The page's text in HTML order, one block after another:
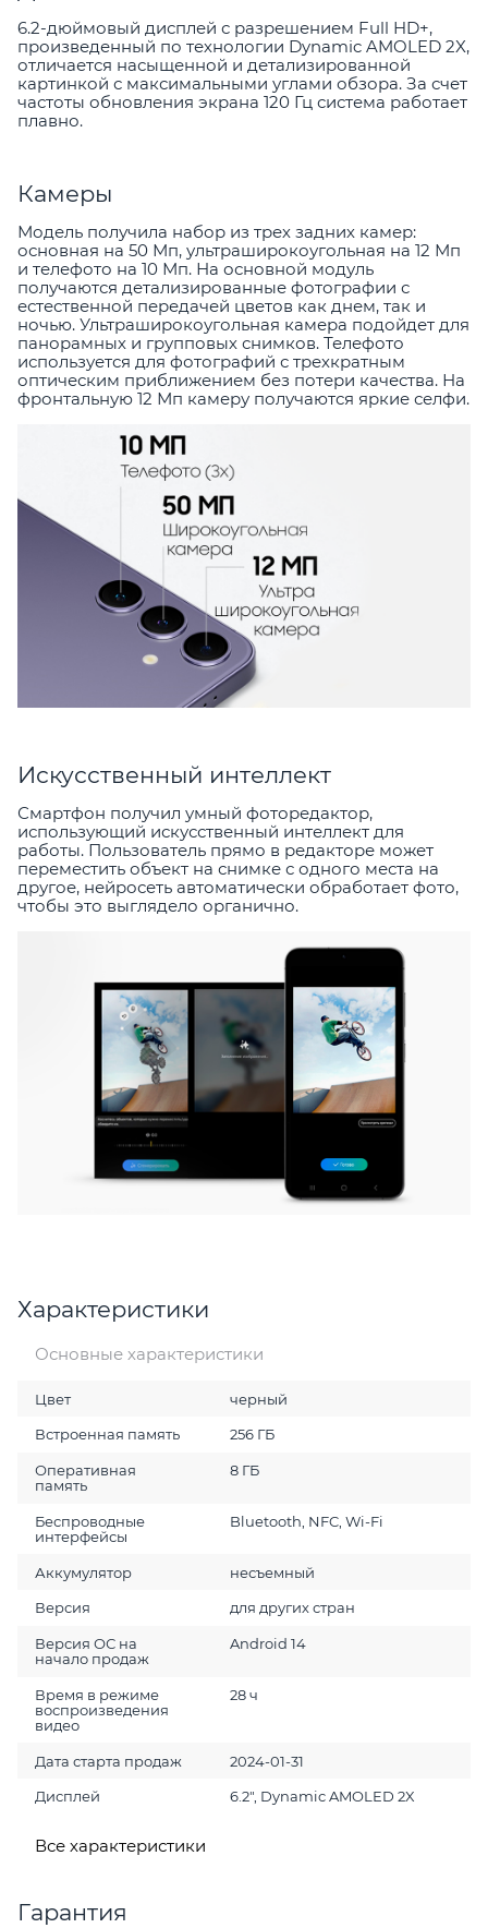
6.2-дюймовый дисплей с разрешением Full HD+,
произведенный по технологии Dynamic AMOLED 2X,
отличается насыщенной и детализированной
картинкой с максимальными углами обзора. За счет
частоты обновления экрана 120 Гц система работает
плавно.
Камеры
Модель получила набор из трех задних камер:
основная на 50 Мп, ультраширокоугольная на 12 Мп
и телефото на 10 Мп. На основной модуль
получаются детализированные фотографии с
естественной передачей цветов как днем, так и
ночью. Ультраширокоугольная камера подойдет для
панорамных и групповых снимков. Телефото
используется для фотографий с трехкратным
оптическим приближением без потери качества. На
фронтальную 12 Мп камеру получаются яркие селфи.
Искусственный интеллект
Смартфон получил умный фоторедактор,
использующий искусственный интеллект для
работы. Пользователь прямо в редакторе может
переместить объект на снимке с одного места на
другое, нейросеть автоматически обработает фото,
чтобы это выглядело органично.
Характеристики
Основные характеристики
Цвет черный
Встроенная память 256 ГБ
Оперативная
память
8 ГБ
Беспроводные
интерфейсы
Bluetooth, NFC, Wi-Fi
Аккумулятор несъемный
Версия для других стран
Версия ОС на
начало продаж
Android 14
Время в режиме
воспроизведения
видео
28 ч
Дата старта продаж 2024-01-31
Дисплей 6.2", Dynamic AMOLED 2X
Все характеристики
Гарантия